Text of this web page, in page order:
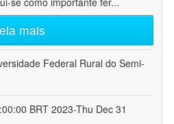
mais
Federal Rural do Semi-
BRT 2023-Thu Dec 31